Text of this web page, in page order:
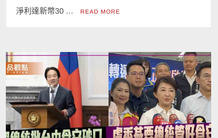
淨利達新幣30 … READ MORE